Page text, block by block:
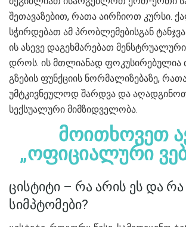
შეთავაზებით, რათა აირჩიოთ კურსი.
სჭირდებათ ამ პრობლემებისგან
ის ასევე დაგეხმარებათ
დროს. ის მთლიანად ფოკუსირებულია
გზების ფუნქციის ნორმალიზებაზე,
უმტკივნეულოდ შარდვა და
სექსუალური მიმზიდველობა.
მოითხოვეთ
„ოფიციალური
ცისტიტი – რა არის ეს და
სიმპტომები?